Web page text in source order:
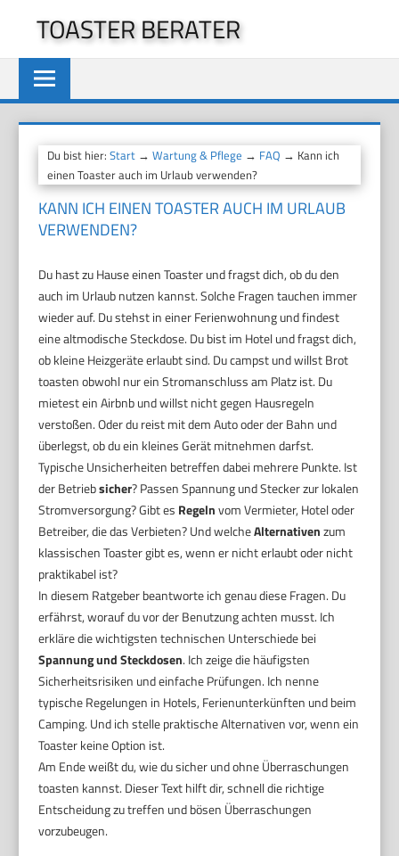
springen
TOASTER BERATER
Du bist hier:Start →Wartung & Pflege → FAQ → Kann ich
einen Toaster auch im Urlaub verwenden?
KANN ICH EINEN TOASTER AUCH IM URLAUB
VERWENDEN?
Du hast zu Hause einen Toaster und fragst dich, ob du den
auch im Urlaub nutzen kannst. Solche Fragen tauchen immer
wieder auf. Du stehst in einer Ferienwohnung und findest
eine altmodische Steckdose. Du bist im Hotel und fragst dich,
ob kleine Heizgeräte erlaubt sind. Du campst und willst Brot
toasten obwohl nur ein Stromanschluss am Platz ist. Du
mietest ein Airbnb und willst nicht gegen Hausregeln
verstoßen. Oder du reist mit dem Auto oder der Bahn und
überlegst, ob du ein kleines Gerät mitnehmen darfst.
Typische Unsicherheiten betreffen dabei mehrere Punkte. Ist
der Betriebsicher? Passen Spannung und Stecker zur lokalen
Stromversorgung? Gibt es Regelnvom Vermieter, Hotel oder
Betreiber, die das Verbieten? Und welcheAlternativenzum
klassischen Toaster gibt es, wenn er nicht erlaubt oder nicht
praktikabel ist?
In diesem Ratgeber beantworte ich genau diese Fragen. Du
erfährst, worauf du vor der Benutzung achten musst. Ich
erkläre die wichtigsten technischen Unterschiede bei
Spannung und Steckdosen. Ich zeige die häufigsten
Sicherheitsrisiken und einfache Prüfungen. Ich nenne
typische Regelungen in Hotels, Ferienunterkünften und beim
Camping. Und ich stelle praktische Alternativen vor, wenn ein
Toaster keine Option ist.
Am Ende weißt du, wie du sicher und ohne Überraschungen
toasten kannst. Dieser Text hilft dir, schnell die richtige
Entscheidung zu treffen und bösen Überraschungen
vorzubeugen.